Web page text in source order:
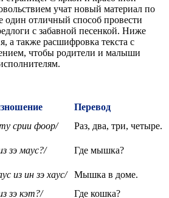
учат новый материал по
один отличный способ провести
с забавной песенкой. Ниже
а также расшифровка текста с
чтобы родители и малыши
Перевод
срии фоор/
Раз, два, три, четыре.
зэ маус?/
Где мышка?
из ин зэ хаус/
Мышка в доме.
зэ кэт?/
Где кошка?